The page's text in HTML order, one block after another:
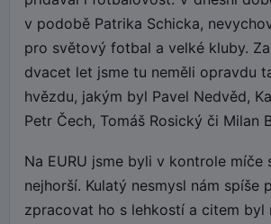
v podobě Patrika Schicka,
pro světový fotbal a velké kluby.
dvacet let jsme tu neměli opravdu
hvězdu, jakým byl Pavel Nedvěd,
Petr Čech, Tomáš Rosický či Milan
Na EURU jsme byli v kontrole míče
nejhorší. Kulatý nesmysl nám spíše
zpracovat ho s lehkostí a citem byl